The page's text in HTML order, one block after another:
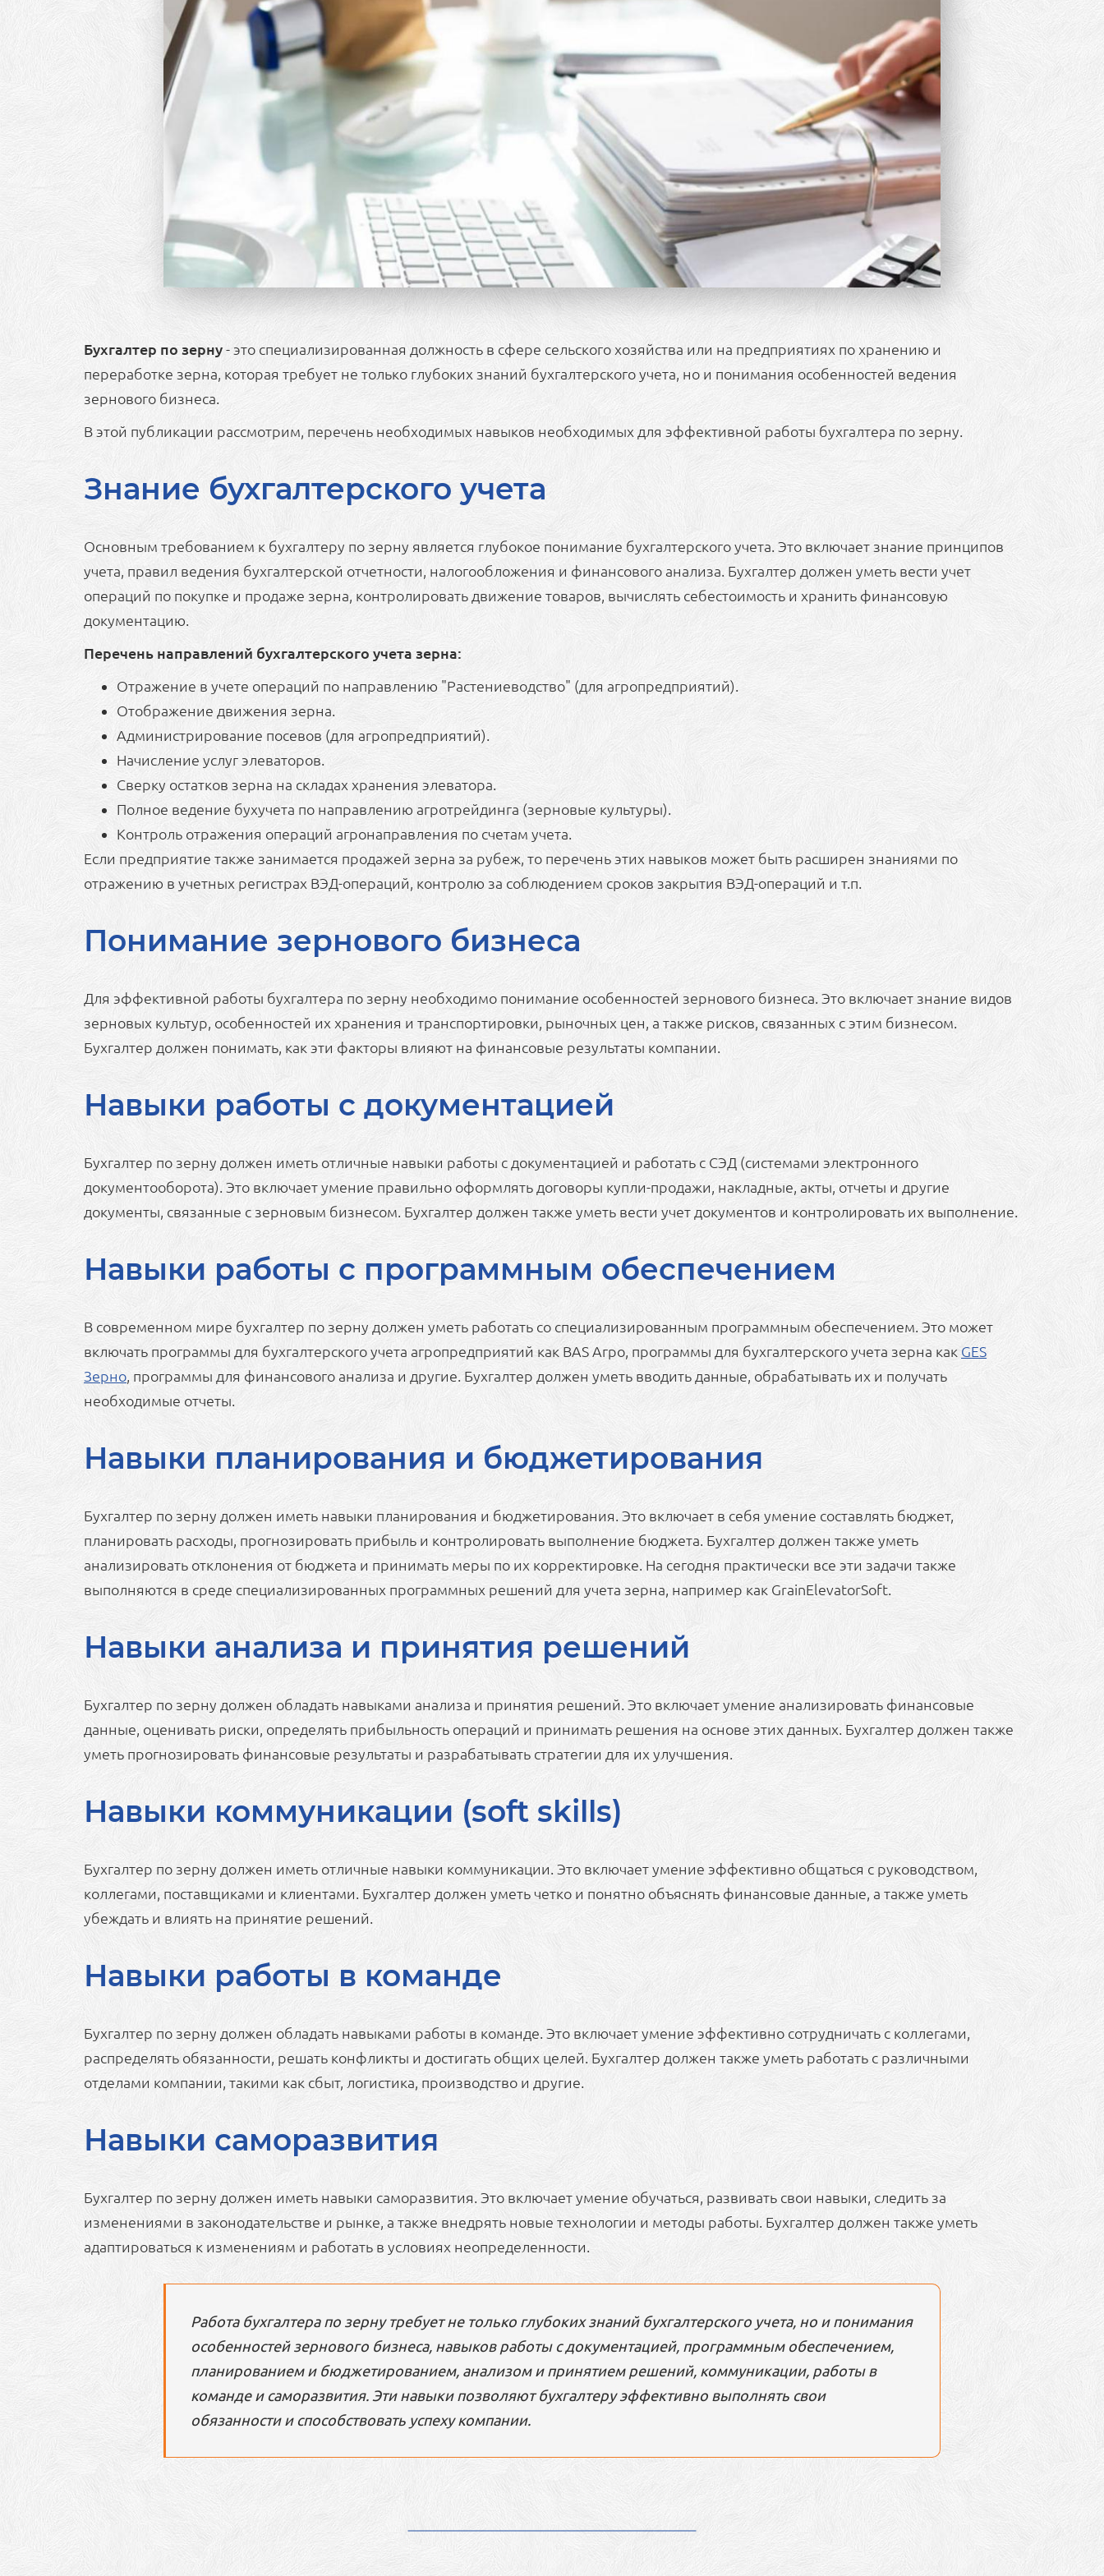
Бухгалтер по зерну - это специализированная должность в сфере сельского хозяйства или на предприятиях по хранению и
переработке зерна, которая требует не только глубоких знаний бухгалтерского учета, но и понимания особенностей ведения
зернового бизнеса.
В этой публикации рассмотрим, перечень необходимых навыков необходимых для эффективной работы бухгалтера по зерну.
Знание бухгалтерского учета
Основным требованием к бухгалтеру по зерну является глубокое понимание бухгалтерского учета. Это включает знание принципов
учета, правил ведения бухгалтерской отчетности, налогообложения и финансового анализа. Бухгалтер должен уметь вести учет
операций по покупке и продаже зерна, контролировать движение товаров, вычислять себестоимость и хранить финансовую
документацию.
Перечень направлений бухгалтерского учета зерна:
Отражение в учете операций по направлению "Растениеводство" (для агропредприятий).
Отображение движения зерна.
Администрирование посевов (для агропредприятий).
Начисление услуг элеваторов.
Сверку остатков зерна на складах хранения элеватора.
Полное ведение бухучета по направлению агротрейдинга (зерновые культуры).
Контроль отражения операций агронаправления по счетам учета.
Если предприятие также занимается продажей зерна за рубеж, то перечень этих навыков может быть расширен знаниями по
отражению в учетных регистрах ВЭД-операций, контролю за соблюдением сроков закрытия ВЭД-операций и т.п.
Понимание зернового бизнеса
Для эффективной работы бухгалтера по зерну необходимо понимание особенностей зернового бизнеса. Это включает знание видов
зерновых культур, особенностей их хранения и транспортировки, рыночных цен, а также рисков, связанных с этим бизнесом.
Бухгалтер должен понимать, как эти факторы влияют на финансовые результаты компании.
Навыки работы с документацией
Бухгалтер по зерну должен иметь отличные навыки работы с документацией и работать с СЭД (системами электронного
документооборота). Это включает умение правильно оформлять договоры купли-продажи, накладные, акты, отчеты и другие
документы, связанные с зерновым бизнесом. Бухгалтер должен также уметь вести учет документов и контролировать их выполнение.
Навыки работы с программным обеспечением
В современном мире бухгалтер по зерну должен уметь работать со специализированным программным обеспечением. Это может
включать программы для бухгалтерского учета агропредприятий как BAS Агро, программы для бухгалтерского учета зерна как GES
Зерно, программы для финансового анализа и другие. Бухгалтер должен уметь вводить данные, обрабатывать их и получать
необходимые отчеты.
Навыки планирования и бюджетирования
Бухгалтер по зерну должен иметь навыки планирования и бюджетирования. Это включает в себя умение составлять бюджет,
планировать расходы, прогнозировать прибыль и контролировать выполнение бюджета. Бухгалтер должен также уметь
анализировать отклонения от бюджета и принимать меры по их корректировке. На сегодня практически все эти задачи также
выполняются в среде специализированных программных решений для учета зерна, например как GrainElevatorSoft.
Навыки анализа и принятия решений
Бухгалтер по зерну должен обладать навыками анализа и принятия решений. Это включает умение анализировать финансовые
данные, оценивать риски, определять прибыльность операций и принимать решения на основе этих данных. Бухгалтер должен также
уметь прогнозировать финансовые результаты и разрабатывать стратегии для их улучшения.
Навыки коммуникации (soft skills)
Бухгалтер по зерну должен иметь отличные навыки коммуникации. Это включает умение эффективно общаться с руководством,
коллегами, поставщиками и клиентами. Бухгалтер должен уметь четко и понятно объяснять финансовые данные, а также уметь
убеждать и влиять на принятие решений.
Навыки работы в команде
Бухгалтер по зерну должен обладать навыками работы в команде. Это включает умение эффективно сотрудничать с коллегами,
распределять обязанности, решать конфликты и достигать общих целей. Бухгалтер должен также уметь работать с различными
отделами компании, такими как сбыт, логистика, производство и другие.
Навыки саморазвития
Бухгалтер по зерну должен иметь навыки саморазвития. Это включает умение обучаться, развивать свои навыки, следить за
изменениями в законодательстве и рынке, а также внедрять новые технологии и методы работы. Бухгалтер должен также уметь
адаптироваться к изменениям и работать в условиях неопределенности.
Работа бухгалтера по зерну требует не только глубоких знаний бухгалтерского учета, но и понимания
особенностей зернового бизнеса, навыков работы с документацией, программным обеспечением,
планированием и бюджетированием, анализом и принятием решений, коммуникации, работы в
команде и саморазвития. Эти навыки позволяют бухгалтеру эффективно выполнять свои
обязанности и способствовать успеху компании.